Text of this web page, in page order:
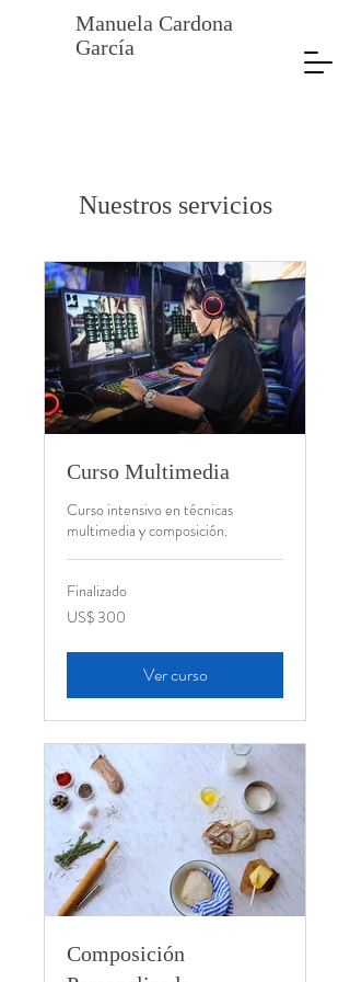
Manuela Cardona
García
Nuestros servicios
Curso Multimedia
Curso intensivo en técnicas
multimedia y composición.
Finalizado
300
dólares
US$ 300
Ver curso
Composición